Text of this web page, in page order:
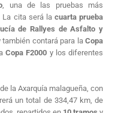
, una de las pruebas más
La cita será la cuarta prueba
de Rallyes de Asfalto y
también contará para laCopa
Copa F2000 y los diferentes
la Axarquía malagueña, con
un total de 334,47 km, de